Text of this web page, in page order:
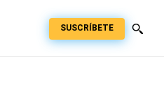
SUSCRÍBETE